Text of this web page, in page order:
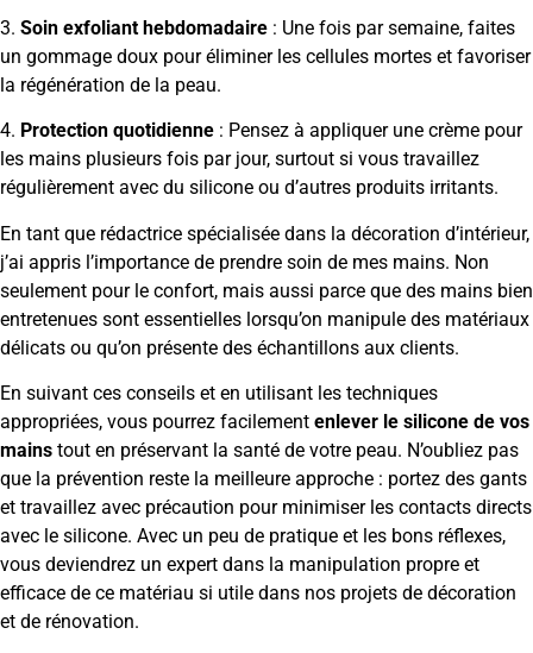
3. Soin exfoliant hebdomadaire : Une fois par semaine, faites
un gommage doux pour éliminer les cellules mortes et favoriser
la régénération de la peau.
4. Protection quotidienne : Pensez à appliquer une crème pour
les mains plusieurs fois par jour, surtout si vous travaillez
régulièrement avec du silicone ou d’autres produits irritants.
En tant que rédactrice spécialisée dans la décoration d’intérieur,
j’ai appris l’importance de prendre soin de mes mains. Non
seulement pour le confort, mais aussi parce que des mains bien
entretenues sont essentielles lorsqu’on manipule des matériaux
délicats ou qu’on présente des échantillons aux clients.
En suivant ces conseils et en utilisant les techniques
appropriées, vous pourrez facilement enlever le silicone de vos
mains tout en préservant la santé de votre peau. N’oubliez pas
que la prévention reste la meilleure approche : portez des gants
et travaillez avec précaution pour minimiser les contacts directs
avec le silicone. Avec un peu de pratique et les bons réflexes,
vous deviendrez un expert dans la manipulation propre et
efficace de ce matériau si utile dans nos projets de décoration
et de rénovation.